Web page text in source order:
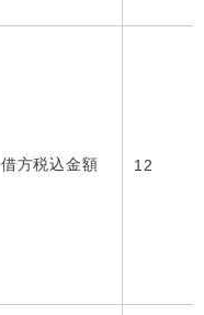
借方税込金額 12